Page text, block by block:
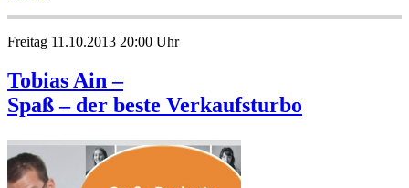
Freitag 11.10.2013 20:00 Uhr
Tobias Ain –
Spaß – der beste Verkaufsturbo